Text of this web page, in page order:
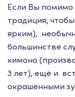
Если Вы помимо
традиция,
ярким),
большинстве
кимоно
3 лет), ещё и
окрашенными